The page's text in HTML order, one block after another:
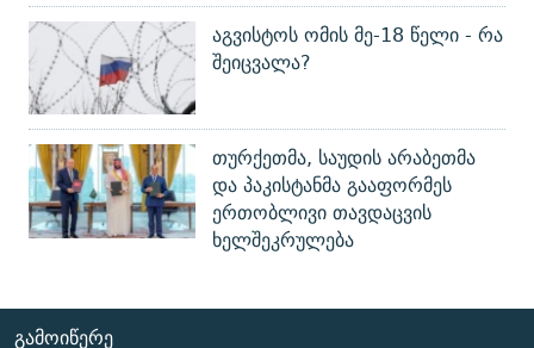
აგვისტოს ომის მე-18 წელი - რა
შეიცვალა?
თურქეთმა, საუდის არაბეთმა
და პაკისტანმა გააფორმეს
ერთობლივი თავდაცვის
ხელშეკრულება
ᲒᲐᲛᲝᲘᲬᲔᲠᲔ